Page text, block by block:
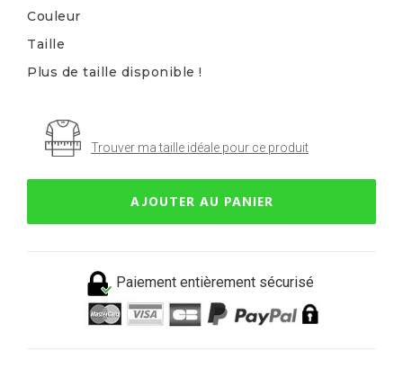
Couleur
Taille
Plus de taille disponible !
Trouver ma taille idéale pour ce produit
AJOUTER AU PANIER
Paiement entièrement sécurisé